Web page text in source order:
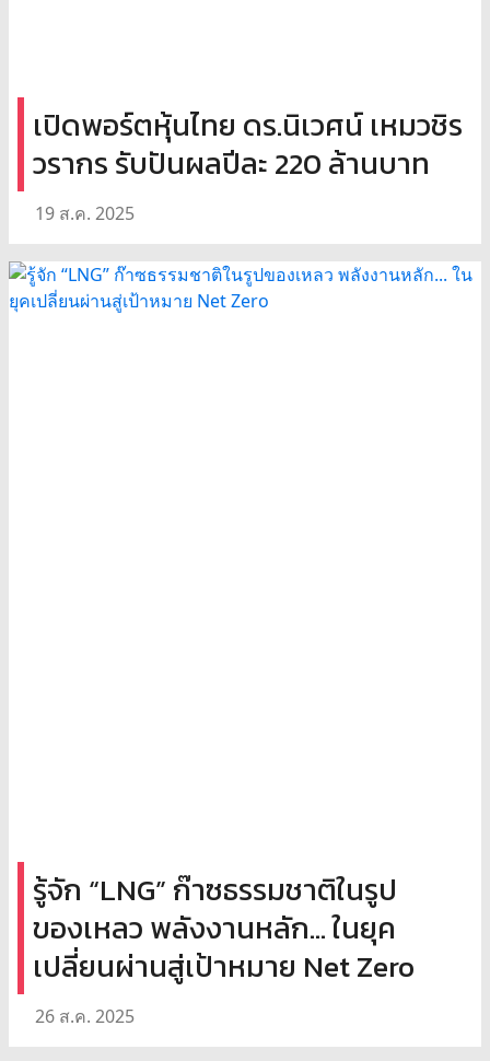
เปิดพอร์ตหุ้นไทย ดร.นิเวศน์ เหมวชิร
วรากร รับปันผลปีละ 220 ล้านบาท
19 ส.ค. 2025
รู้จัก “LNG” ก๊าซธรรมชาติในรูป
ของเหลว พลังงานหลัก... ในยุค
เปลี่ยนผ่านสู่เป้าหมาย Net Zero
26 ส.ค. 2025